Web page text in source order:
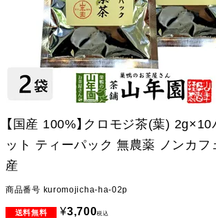
【国産 100%】クロモジ茶(葉)
ット ティーパック 無農薬 ノンカフ
産
商品番号 kuromojicha-ha-02p
¥3,700税込